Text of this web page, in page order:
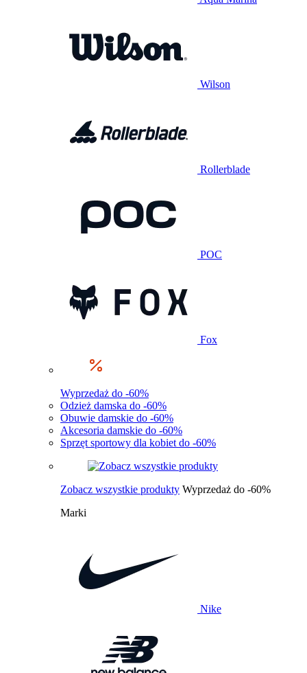
Wilson
Rollerblade
POC
Fox
Wyprzedaż do -60%
Odzież damska do -60%
Obuwie damskie do -60%
Akcesoria damskie do -60%
Sprzęt sportowy dla kobiet do -60%
Zobacz wszystkie produkty Wyprzedaż do -60%
Marki
Nike